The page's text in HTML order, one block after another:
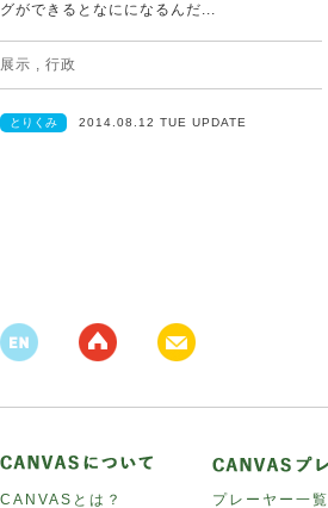
グができるとなにになるんだ...
展示 , 行政
とりくみ 2014.08.12 TUE UPDATE
CANVASとは？ プレーヤー一覧